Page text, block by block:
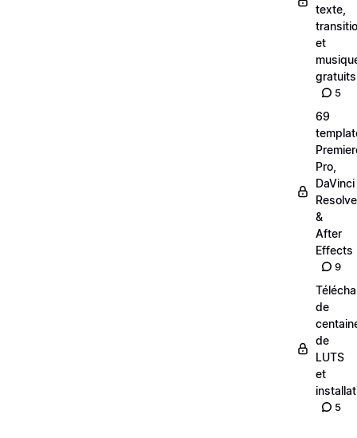
texte,
et
gratuits
5
69
Pro,
DaVinci
Resolve
&
After
Effects
9
de
de
LUTS
et
5